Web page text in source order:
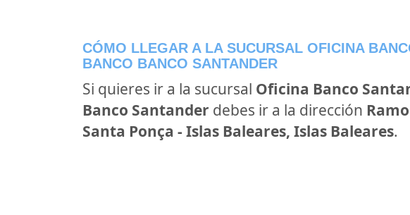
CÓMO LLEGAR A LA SUCURSAL OFICINA
BANCO BANCO SANTANDER
Si quieres ir a la sucursal Oficina Banco
Banco Santander debes ir a la dirección
Santa Ponça - Islas Baleares, Islas Baleares.